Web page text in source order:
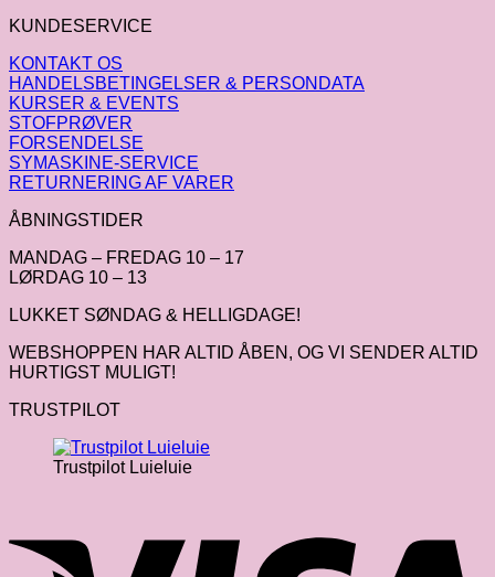
KUNDESERVICE
KONTAKT OS
HANDELSBETINGELSER & PERSONDATA
KURSER & EVENTS
STOFPRØVER
FORSENDELSE
SYMASKINE-SERVICE
RETURNERING AF VARER
ÅBNINGSTIDER
MANDAG – FREDAG 10 – 17
LØRDAG 10 – 13
LUKKET SØNDAG & HELLIGDAGE!
WEBSHOPPEN HAR ALTID ÅBEN, OG VI SENDER ALTID
HURTIGST MULIGT!
TRUSTPILOT
Trustpilot Luieluie